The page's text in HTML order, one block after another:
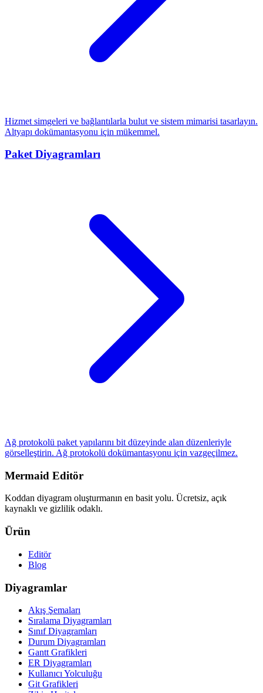
Hizmet simgeleri ve bağlantılarla bulut ve sistem mimarisi tasarlayın.
Altyapı dokümantasyonu için mükemmel.
Paket Diyagramları
Ağ protokolü paket yapılarını bit düzeyinde alan düzenleriyle
görselleştirin. Ağ protokolü dokümantasyonu için vazgeçilmez.
Mermaid Editör
Koddan diyagram oluşturmanın en basit yolu. Ücretsiz, açık
kaynaklı ve gizlilik odaklı.
Ürün
Editör
Blog
Diyagramlar
Akış Şemaları
Sıralama Diyagramları
Sınıf Diyagramları
Durum Diyagramları
Gantt Grafikleri
ER Diyagramları
Kullanıcı Yolculuğu
Git Grafikleri